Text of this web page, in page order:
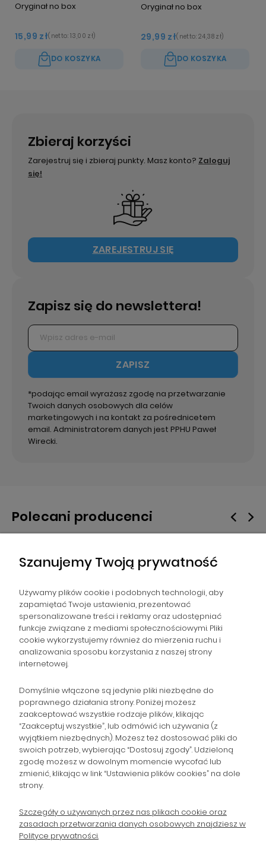
Oryginał no box
15,99 zł(netto: 13,00 zł)
DO KOSZYKA
Oryginał no box
29,99 zł(netto: 24,38 zł)
DO KOSZYKA
Zbieraj korzyści
Zarejestruj się i zbieraj punkty. Masz konto? Zaloguj
się!
ZAREJESTRUJ SIĘ
Zapisz się do newslettera!
ZAPISZ
*podając email wyrażasz zgodę na przetwarzanie
Twoich danych osobowych dla celów
marketingowych i na kontakt za pośrednicetem
email. Administratorem danych jest PPHU Paweł
Wirecki.
Polecani producenci
NAWIGACJA
POMOC
ZAMÓWIENIA
POPULARNE KATEGORIE
Gromadzka 46
sklep@wpc24.pl
Zapisz się na Newsletter i
Szanujemy Twoją prywatność
Używamy plików cookie i podobnych technologii, aby
zapamiętać Twoje ustawienia, prezentować
spersonalizowane treści i reklamy oraz udostępniać
funkcje związane z mediami społecznościowymi. Pliki
cookie wykorzystujemy również do mierzenia ruchu i
analizowania sposobu korzystania z naszej strony
internetowej.
Domyślnie włączone są jedynie pliki niezbędne do
poprawnego działania strony. Poniżej możesz
zaakceptować wszystkie rodzaje plików, klikając
“Zaakceptuj wszystkie”, lub odmówić ich używania (z
wyjątkiem niezbędnych). Możesz też dostosować pliki do
swoich potrzeb, wybierając “Dostosuj zgody”. Udzieloną
zgodę możesz w dowolnym momencie wycofać lub
zmienić, klikając w link “Ustawienia plików cookies” na dole
strony.
Szczegóły o używanych przez nas plikach cookie oraz
zasadach przetwarzania danych osobowych znajdziesz w
Polityce prywatności.